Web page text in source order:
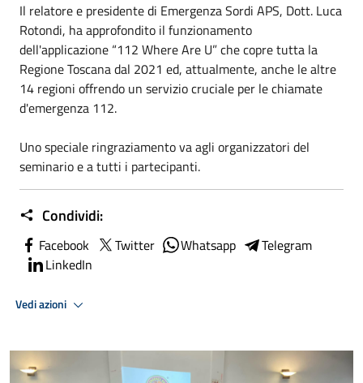
Il relatore e presidente di Emergenza Sordi APS, Dott. Luca
Rotondi, ha approfondito il funzionamento
dell'applicazione “112 Where Are U” che copre tutta la
Regione Toscana dal 2021 ed, attualmente, anche le altre
14 regioni offrendo un servizio cruciale per le chiamate
d'emergenza 112.
Uno speciale ringraziamento va agli organizzatori del
seminario e a tutti i partecipanti.
Condividi:
Facebook Twitter Whatsapp
Telegram
LinkedIn
Vedi azioni